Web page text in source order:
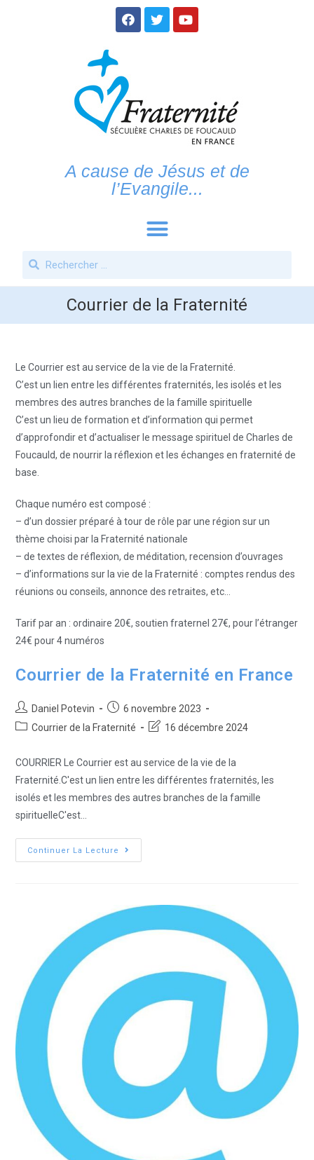
A cause de Jésus et de
l’Evangile...
Courrier de la Fraternité
Le Courrier est au service de la vie de la Fraternité.
C’est un lien entre les différentes fraternités, les isolés et les
membres des autres branches de la famille spirituelle
C’est un lieu de formation et d’information qui permet
d’approfondir et d’actualiser le message spirituel de Charles de
Foucauld, de nourrir la réflexion et les échanges en fraternité de
base.
Chaque numéro est composé :
– d’un dossier préparé à tour de rôle par une région sur un
thème choisi par la Fraternité nationale
– de textes de réflexion, de méditation, recension d’ouvrages
– d’informations sur la vie de la Fraternité : comptes rendus des
réunions ou conseils, annonce des retraites, etc…
Tarif par an : ordinaire 20€, soutien fraternel 27€, pour l’étranger
24€ pour 4 numéros
Courrier de la Fraternité en France
Daniel Potevin
6 novembre 2023
Courrier de la Fraternité
16 décembre 2024
COURRIER Le Courrier est au service de la vie de la
Fraternité.C'est un lien entre les différentes fraternités, les
isolés et les membres des autres branches de la famille
spirituelleC'est…
Continuer La Lecture